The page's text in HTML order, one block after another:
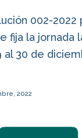
002-2022
fija la jornada
al 30 de
2022